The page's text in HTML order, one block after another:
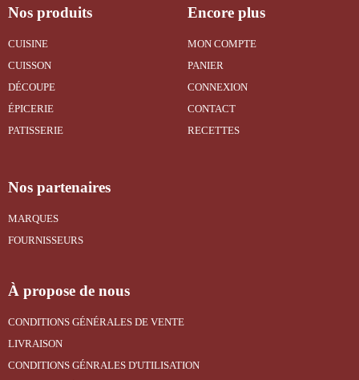
Nos produits
CUISINE
CUISSON
DÉCOUPE
ÉPICERIE
PATISSERIE
Encore plus
MON COMPTE
PANIER
CONNEXION
CONTACT
RECETTES
Nos partenaires
MARQUES
FOURNISSEURS
À propose de nous
CONDITIONS GÉNÉRALES DE VENTE
LIVRAISON
CONDITIONS GÉNRALES D'UTILISATION